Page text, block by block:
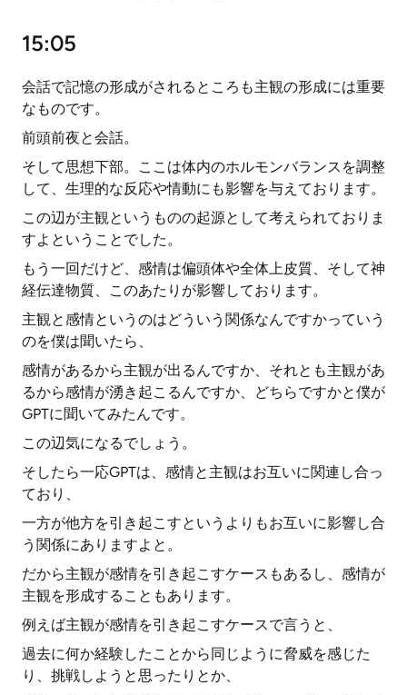
15:05
会話で記憶の形成がされるところも主観の形成には重要
なものです。
前頭前夜と会話。
そして思想下部。ここは体内のホルモンバランスを調整
して、生理的な反応や情動にも影響を与えております。
この辺が主観というものの起源として考えられておりま
すよということでした。
もう一回だけど、感情は偏頭体や全体上皮質、そして神
経伝達物質、このあたりが影響しております。
主観と感情というのはどういう関係なんですかっていう
のを僕は聞いたら、
感情があるから主観が出るんですか、それとも主観があ
るから感情が湧き起こるんですか、どちらですかと僕が
GPTに聞いてみたんです。
この辺気になるでしょう。
そしたら一応GPTは、感情と主観はお互いに関連し合っ
ており、
一方が他方を引き起こすというよりもお互いに影響し合
う関係にありますよと。
だから主観が感情を引き起こすケースもあるし、感情が
主観を形成することもあります。
例えば主観が感情を引き起こすケースで言うと、
過去に何か経験したことから同じように脅威を感じた
り、挑戦しようと思ったりとか、